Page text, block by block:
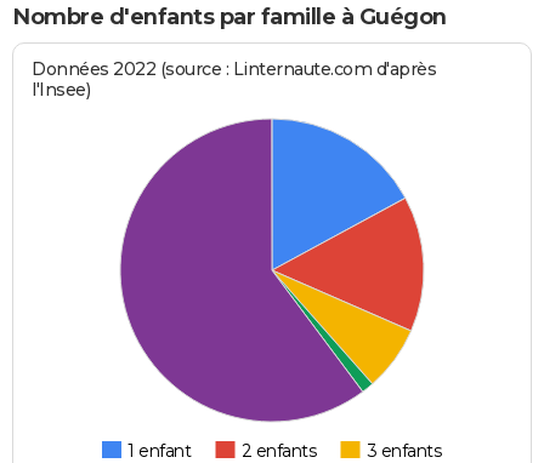
Nombre d'enfants par famille à Guégon
Données 2022 (source : Linternaute.com d'après
l'Insee)
1 enfant 2 enfants 3 enfants